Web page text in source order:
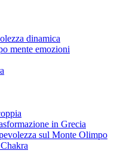
dinamica
mente emozioni
in Grecia
sul Monte Olimpo